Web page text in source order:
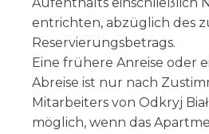
entrichten, abzüglich des
Reservierungsbetrags.
Eine frühere Anreise oder
Abreise ist nur nach
Mitarbeiters von Odkryj
möglich, wenn das